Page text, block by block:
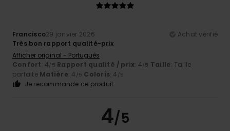
Francisco29 janvier 2026
Achat vérifié
Très bon rapport qualité-prix
Afficher original - Português
Confort: 4/5 Rapport qualité / prix: 4/5 Taille: Taille
parfaite Matière: 4 /5 Coloris: 4 /5
Je recommande ce produit
4/5